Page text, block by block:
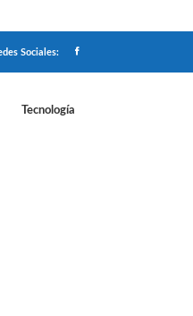
Sociales:
Tecnología